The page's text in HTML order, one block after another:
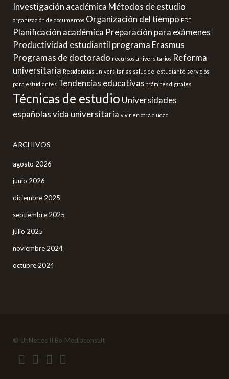
Investigación académica Métodos de estudio
organización de documentos Organización del tiempo PDF
Planificación académica Preparación para exámenes
Productividad estudiantil programa Erasmus
Programas de doctorado recursos universitarios Reforma
universitaria Residencias universitarias salud del estudiante servicios
para estudiantes Tendencias educativas trámites digitales
Técnicas de estudio Universidades
españolasvida universitaria vivir en otra ciudad
ARCHIVOS
agosto 2026
junio 2026
diciembre 2025
septiembre 2025
julio 2025
noviembre 2024
octubre 2024
© UnNet.es II Bo Mediaconsult